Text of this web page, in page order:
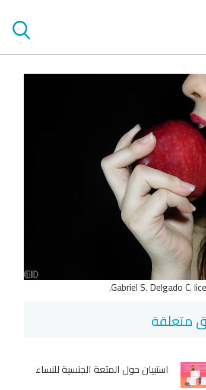
Gabriel S. Delgado C.
متعلقة
استبيان حول المتعة الجنسية للنساء